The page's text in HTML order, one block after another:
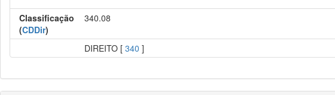
Classificação
(CDDir)
340.08
DIREITO [340 ]